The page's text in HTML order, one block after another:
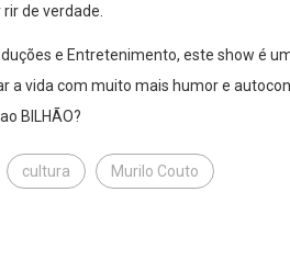
de verdade.
e Entretenimento, este show é
a vida com muito mais humor e
BILHÃO?
cultura Murilo Couto